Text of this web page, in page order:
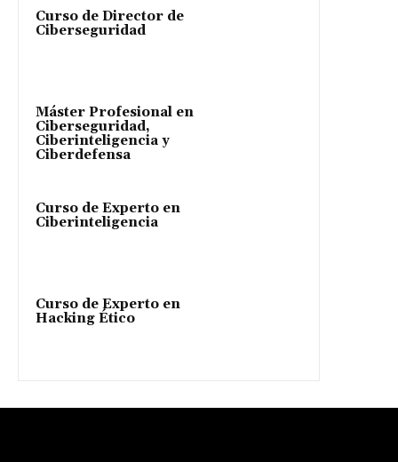
Curso de Director de
Ciberseguridad
Máster Profesional en
Ciberseguridad,
Ciberinteligencia y
Ciberdefensa
Curso de Experto en
Ciberinteligencia
Curso de Experto en
Hacking Ético